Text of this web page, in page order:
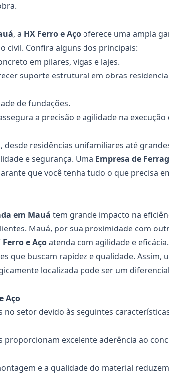
, a HX Ferro e Aço oferece uma ampla
civil. Confira alguns dos principais:
em pilares, vigas e lajes.
suporte estrutural em obras
de fundações.
a precisão e agilidade na execução
residências unifamiliares até
e segurança. Uma Empresa de
que você tenha tudo o que precisa
em Mauá tem grande impacto na
Mauá, por sua proximidade com
Ferro e Açoatenda com agilidade e
que buscam rapidez e qualidade. Assim,
localizada pode ser um diferencial
Aço
setor devido às seguintes
proporcionam excelente aderência ao
e a qualidade do material